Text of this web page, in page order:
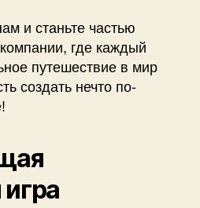
и станьте частью
где каждый
путешествие в мир
создать нечто по-